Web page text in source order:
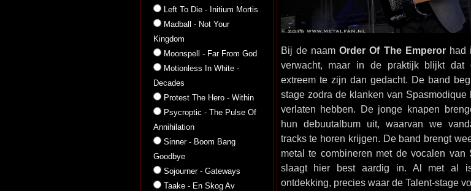
Left To Die - Initium Mortis
Madball - Not Your
Kingdom
Moonspell - Far From God
Motionless In White -
Decades
Protest The Hero - Within
Psycroptic - The Pulse Of
Annihilation
Sinner - Boom Bang
Goodbye
Sojourner - Gateways
Taake - En Skog Av
Bij de naamOrder Of The Emperorhad
verwacht, maar in de praktijk blijkt dat
extreem te zijn dan gedacht. De band
stage zodra de klanken van Spasmodique
verlaten hebben. De jonge knapen
hun debuutalbum uit, waarvan we
tracks te horen krijgen. De band brengt
metal te combineren met de vocalen van
slaagt hier best aardig in. Al met al
ontdekking, precies waar de Talent-stage